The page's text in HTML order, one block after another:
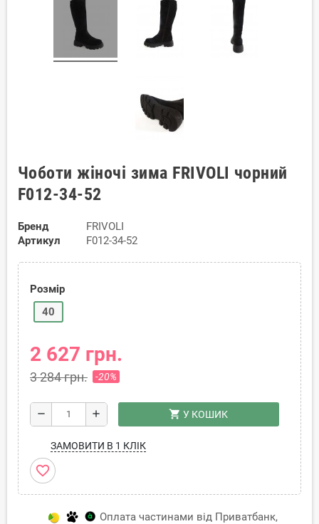
Чоботи жіночі зима FRIVOLI чорний
F012-34-52
Бренд
FRIVOLI
Артикул
F012-34-52
Розмір
40
2 627 грн.
3 284 грн. -20%
remove add shopping_cart У КОШИК
ЗАМОВИТИ В 1 КЛІК
favorite_border
Оплата частинами від Приватбанк,